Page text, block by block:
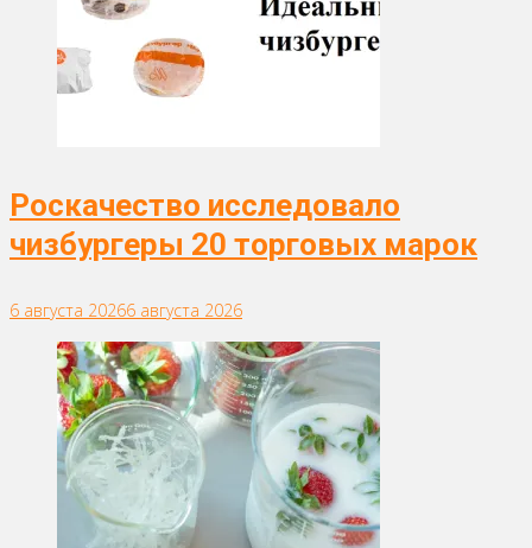
Роскачество исследовало
чизбургеры 20 торговых марок
6 августа 20266 августа 2026